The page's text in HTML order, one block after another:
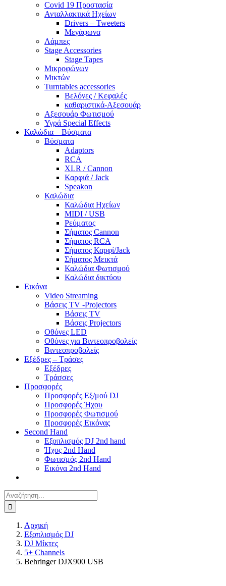
Covid 19 Προστασία
Ανταλλακτικά Ηχείων
Drivers – Tweeters
Μεγάφωνα
Λάμπες
Stage Accessories
Stage Tapes
Μικροφώνων
Μικτών
Turntables accessories
Βελόνες / Κεφαλές
καθαριστικά-Αξεσουάρ
Αξεσουάρ Φωτισμού
Υγρά Special Effects
Καλώδια – Βύσματα
Βύσματα
Adaptors
RCA
XLR / Cannon
Καρφιά / Jack
Speakon
Καλώδια
Καλώδια Ηχείων
MIDI / USB
Ρεύματος
Σήματος Cannon
Σήματος RCA
Σήματος Καρφί/Jack
Σήματος Μεικτά
Καλώδια Φωτισμού
Καλώδια δικτύου
Εικόνα
Video Streaming
Βάσεις TV -Projectors
Βάσεις TV
Βάσεις Projectors
Οθόνες LED
Οθόνες για Βιντεοπροβολείς
Βιντεοπροβολείς
Εξέδρες – Τράσες
Εξέδρες
Τράσσες
Προσφορές
Προσφορές Εξ/μού DJ
Προσφορές Ήχου
Προσφορές Φωτισμού
Προσφορές Εικόνας
Second Hand
Εξοπλισμός DJ 2nd hand
Ήχος 2nd Hand
Φωτισμός 2nd Hand
Εικόνα 2nd Hand
Αναζήτηση
για:
Αρχική
Εξοπλισμός DJ
DJ Μίκτες
5+ Channels
Behringer DJX900 USB